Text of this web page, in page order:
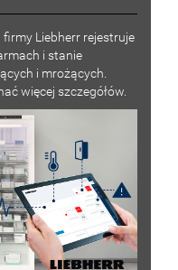
Liebherr rejestruje
i stanie
i mrożących.
więcej szczegółów.